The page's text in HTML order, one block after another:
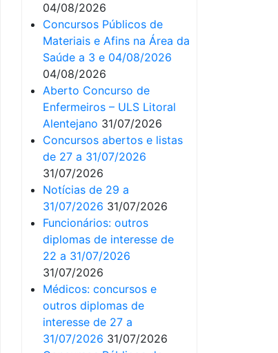
04/08/2026
Concursos Públicos de
Materiais e Afins na Área da
Saúde a 3 e 04/08/2026
04/08/2026
Aberto Concurso de
Enfermeiros – ULS Litoral
Alentejano 31/07/2026
Concursos abertos e listas
de 27 a 31/07/2026
31/07/2026
Notícias de 29 a
31/07/2026 31/07/2026
Funcionários: outros
diplomas de interesse de
22 a 31/07/2026
31/07/2026
Médicos: concursos e
outros diplomas de
interesse de 27 a
31/07/2026 31/07/2026